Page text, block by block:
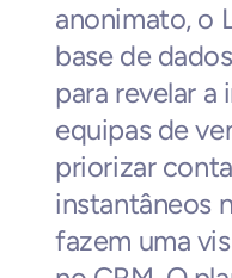
anonimato, o
base de
para revelar
equipas de
priorizar
instantâneos
fazem uma